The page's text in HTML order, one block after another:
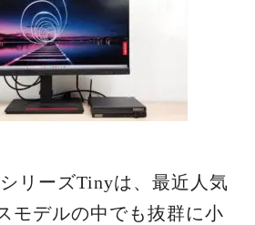
リーズTinyは、最近人気
モデルの中でも抜群に小